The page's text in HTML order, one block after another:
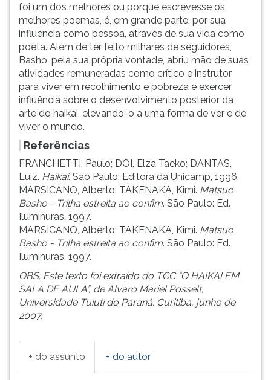
foi um dos melhores ou porque escrevesse os
melhores poemas, é, em grande parte, por sua
influência como pessoa, através de sua vida como
poeta. Além de ter feito milhares de seguidores,
Basho, pela sua própria vontade, abriu mão de suas
atividades remuneradas como crítico e instrutor
para viver em recolhimento e pobreza e exercer
influência sobre o desenvolvimento posterior da
arte do haikai, elevando-o a uma forma de ver e de
viver o mundo.
Referências
FRANCHETTI, Paulo; DOI, Elza Taeko; DANTAS,
Luiz. Haikai. São Paulo: Editora da Unicamp, 1996.
MARSICANO, Alberto; TAKENAKA, Kimi. Matsuo
Basho - Trilha estreita ao confim. São Paulo: Ed.
Iluminuras, 1997.
MARSICANO, Alberto; TAKENAKA, Kimi. Matsuo
Basho - Trilha estreita ao confim. São Paulo: Ed.
Iluminuras, 1997.
OBS: Este texto foi extraído do TCC “O HAIKAI EM
SALA DE AULA”, de Alvaro Mariel Posselt,
Universidade Tuiuti do Paraná. Curitiba, junho de
2007.
+ do assunto + do autor